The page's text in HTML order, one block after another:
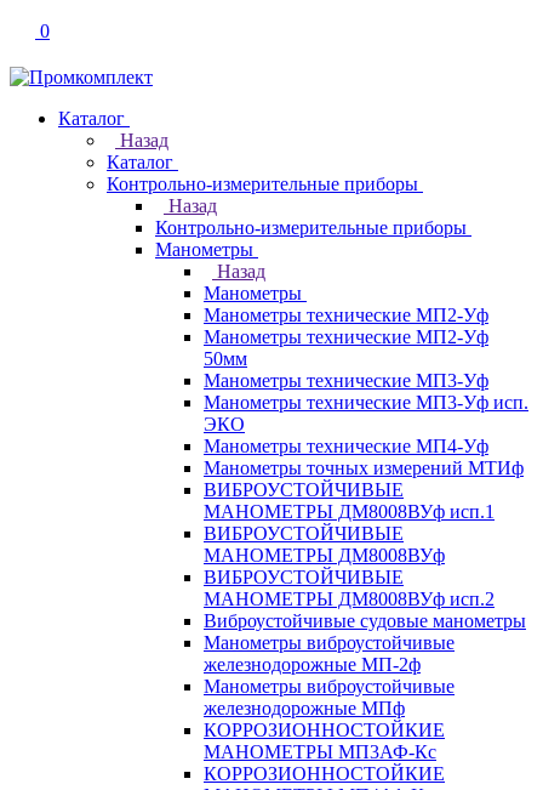
0
Каталог
Назад
Каталог
Контрольно-измерительные приборы
Назад
Контрольно-измерительные приборы
Манометры
Назад
Манометры
Манометры технические МП2-Уф
Манометры технические МП2-Уф
50мм
Манометры технические МП3-Уф
Манометры технические МП3-Уф исп.
ЭКО
Манометры технические МП4-Уф
Манометры точных измерений МТИф
ВИБРОУСТОЙЧИВЫЕ
МАНОМЕТРЫ ДМ8008ВУф исп.1
ВИБРОУСТОЙЧИВЫЕ
МАНОМЕТРЫ ДМ8008ВУф
ВИБРОУСТОЙЧИВЫЕ
МАНОМЕТРЫ ДМ8008ВУф исп.2
Виброустойчивые судовые манометры
Манометры виброустойчивые
железнодорожные МП-2ф
Манометры виброустойчивые
железнодорожные МПф
КОРРОЗИОННОСТОЙКИЕ
МАНОМЕТРЫ МП3АФ-Кс
КОРРОЗИОННОСТОЙКИЕ